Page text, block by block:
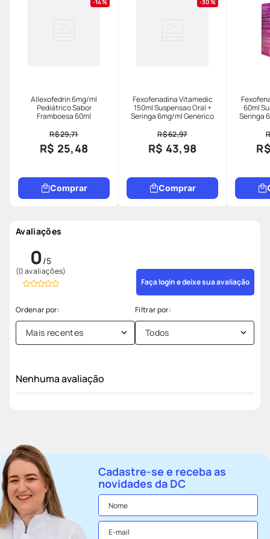
14%
Allexofedrin 6mg/ml
Pediátrico Sabor
Framboesa 60ml
R$ 29,71
R$ 25,48
Comprar
30%
Fexofenadina Vitamedic
150ml Suspensao Oral +
Seringa 6mg/ml Generico
R$ 62,97
R$ 43,98
Comprar
60ml
Seringa
Avaliações
0
(0 avaliações)
Faça login e deixe sua avaliação
Mais recentes Todos
Nenhuma avaliação
Cadastre-se e receba as
novidades da DC